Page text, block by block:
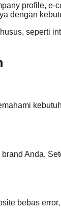
profile,
dengan
seperti
Anda.
bebas